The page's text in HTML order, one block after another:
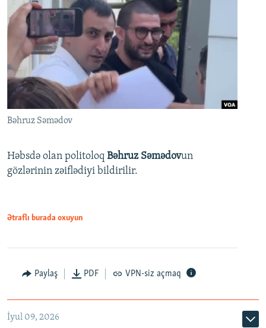
Bəhruz Səmədov
Həbsdə olan politoloq Bəhruz Səmədovun
gözlərinin zəiflədiyi bildirilir.
Ətraflı burada oxuyun
Paylaş PDF VPN-siz açmaq
İyul 09, 2026